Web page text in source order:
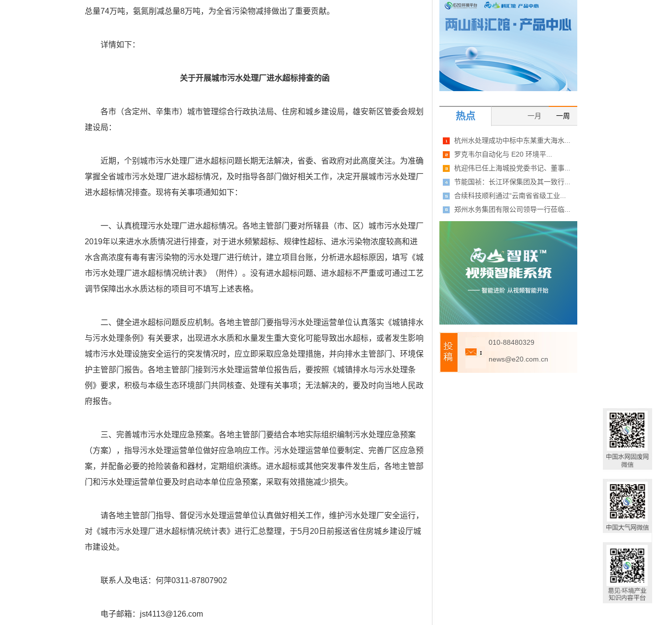
总量74万吨，氨氮削减总量8万吨，为全省污染物减排做出了重要贡献。
详情如下：
关于开展城市污水处理厂进水超标排查的函
各市（含定州、辛集市）城市管理综合行政执法局、住房和城乡建设局，雄安新区管委会规划
建设局：
近期，个别城市污水处理厂进水超标问题长期无法解决，省委、省政府对此高度关注。为准确
掌握全省城市污水处理厂进水超标情况，及时指导各部门做好相关工作，决定开展城市污水处理厂
进水超标情况排查。现将有关事项通知如下：
一、认真梳理污水处理厂进水超标情况。各地主管部门要对所辖县（市、区）城市污水处理厂
2019年以来进水水质情况进行排查，对于进水频繁超标、规律性超标、进水污染物浓度较高和进
水含高浓度有毒有害污染物的污水处理厂进行统计，建立项目台账，分析进水超标原因，填写《城
市污水处理厂进水超标情况统计表》（附件）。没有进水超标问题、进水超标不严重或可通过工艺
调节保障出水水质达标的项目可不填写上述表格。
二、健全进水超标问题反应机制。各地主管部门要指导污水处理运营单位认真落实《城镇排水
与污水处理条例》有关要求，出现进水水质和水量发生重大变化可能导致出水超标，或者发生影响
城市污水处理设施安全运行的突发情况时，应立即采取应急处理措施，并向排水主管部门、环境保
护主管部门报告。各地主管部门接到污水处理运营单位报告后，要按照《城镇排水与污水处理条
例》要求，积极与本级生态环境部门共同核查、处理有关事项；无法解决的，要及时向当地人民政
府报告。
三、完善城市污水处理应急预案。各地主管部门要结合本地实际组织编制污水处理应急预案
（方案），指导污水处理运营单位做好应急响应工作。污水处理运营单位要制定、完善厂区应急预
案，并配备必要的抢险装备和器材，定期组织演练。进水超标或其他突发事件发生后，各地主管部
门和污水处理运营单位要及时启动本单位应急预案，采取有效措施减少损失。
请各地主管部门指导、督促污水处理运营单位认真做好相关工作，维护污水处理厂安全运行，
对《城市污水处理厂进水超标情况统计表》进行汇总整理，于5月20日前报送省住房城乡建设厅城
市建设处。
联系人及电话：何萍0311-87807902
电子邮箱：jst4113@126.com
热点 一周
一月
杭州水处理成功中标中东某重大海水...
罗克韦尔自动化与 E20 环境平...
杭迎伟已任上海城投党委书记、董事...
节能国祯：长江环保集团及其一致行...
合续科技顺利通过“云南省省级工业...
郑州水务集团有限公司领导一行莅临...
010-88480329
news@e20.com.cn